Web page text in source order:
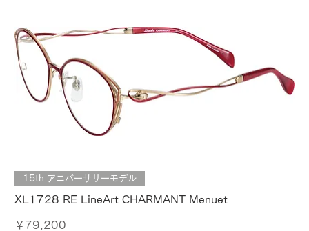
15th アニバーサリーモデル
XL1728 RE LineArt CHARMANT Menuet
価格
￥79,200